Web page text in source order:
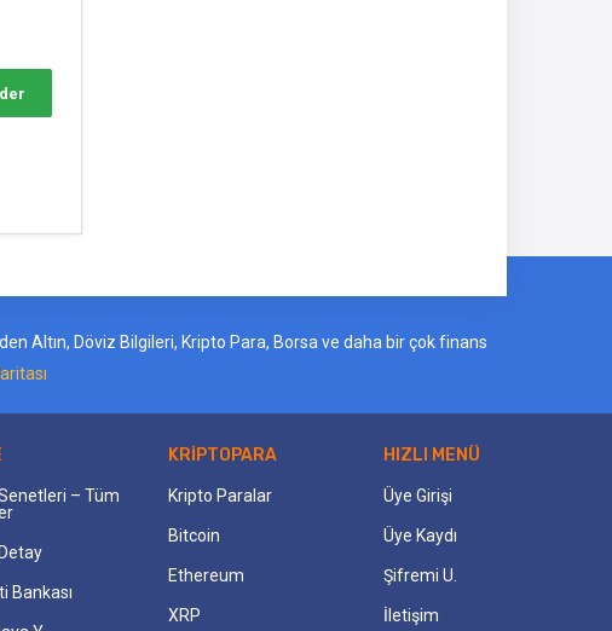
Altın, Döviz Bilgileri, Kripto Para, Borsa ve daha bir çok finans
– Tüm
Bankası
KRİPTOPARA
Kripto Paralar
Bitcoin
Ethereum
XRP
HIZLI MENÜ
Üye Girişi
Üye Kaydı
Şifremi U.
İletişim